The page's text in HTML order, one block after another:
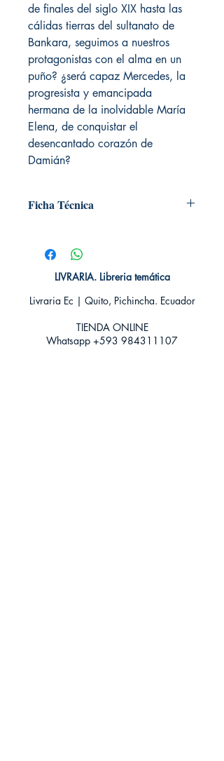
de finales del siglo XIX hasta las
cálidas tierras del sultanato de
Bankara, seguimos a nuestros
protagonistas con el alma en un
puño? ¿será capaz Mercedes, la
progresista y emancipada
hermana de la inolvidable María
Elena, de conquistar el
desencantado corazón de
Damián?
Ficha Técnica
Editorial: NOVA CASA EDITORIAL
Idioma: Castellano
Encuadernación: Blanda
Categoría: Narrativa romántica
Tamaño: Grande
LIVRARIA. Libreria temática
Livraria Ec | Quito, Pichincha. Ecuador
TIENDA ONLINE​
Whatsapp +593 984311107